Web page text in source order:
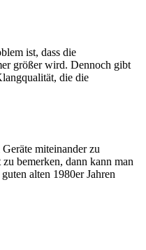
ist, dass die
größer wird. Dennoch gibt
die die
miteinander zu
bemerken, dann kann man
alten 1980er Jahren